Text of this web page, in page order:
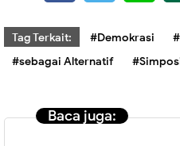
Tag Terkait: #Demokrasi
#sebagai Alternatif
Baca juga: